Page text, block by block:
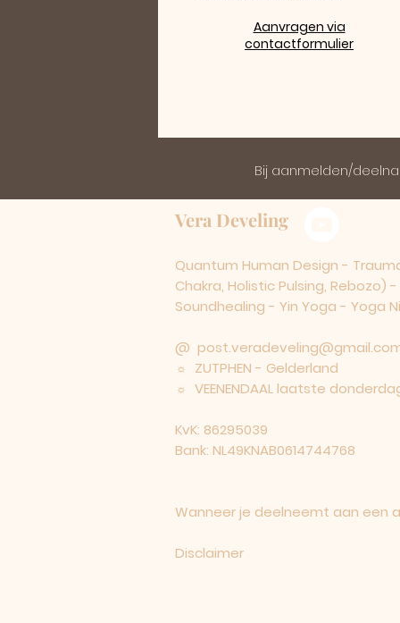
Aanvragen via
contactformulier
Bij aanmelden/
Vera Develing
Quantum Human Design -
Chakra, Holistic Pulsing,
Soundhealing - Yin Yoga - Yoga
@
☼ ZUTPHEN - Gelderland
☼ VEENENDAAL laatste
KvK: 86295039
Bank: NL49KNAB0614744768
Wanneer je deelneemt aan een
Disclaimer